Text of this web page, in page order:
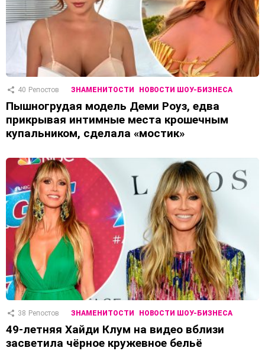
40 Репостов ЗНАМЕНИТОСТИ НОВОСТИ ШОУ-БИЗНЕСА
Пышногрудая модель Деми Роуз, едва
прикрывая интимные места крошечным
купальником, сделала «мостик»
38 Репостов ЗНАМЕНИТОСТИ НОВОСТИ ШОУ-БИЗНЕСА
49-летняя Хайди Клум на видео вблизи
засветила чёрное кружевное бельё